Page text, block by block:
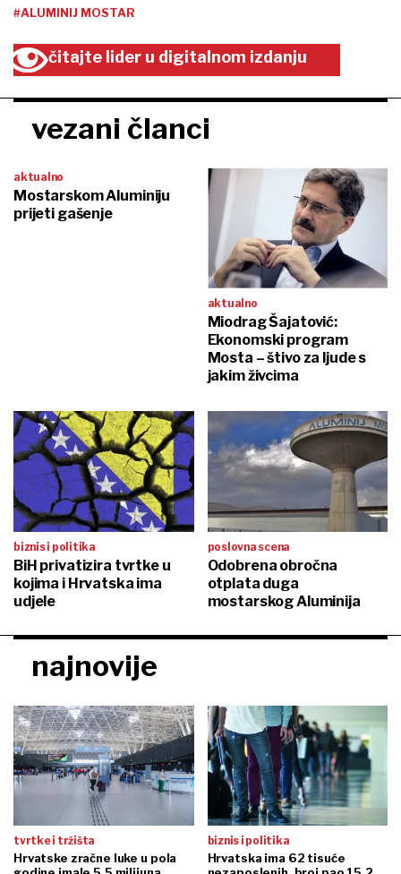
#ALUMINIJ MOSTAR
čitajte lider u digitalnom izdanju
vezani članci
aktualno
Mostarskom Aluminiju
prijeti gašenje
aktualno
Miodrag Šajatović:
Ekonomski program
Mosta – štivo za ljude s
jakim živcima
biznis i politika
BiH privatizira tvrtke u
kojima i Hrvatska ima
udjele
poslovna scena
Odobrena obročna
otplata duga
mostarskog Aluminija
najnovije
tvrtke i tržišta
Hrvatske zračne luke u pola
biznis i politika
Hrvatska ima 62 tisuće